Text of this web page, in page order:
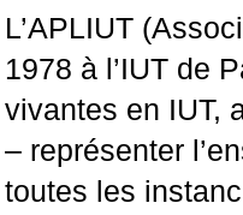
L’APLIUT
1978 à l’IUT de
vivantes en IUT,
– représenter
toutes les